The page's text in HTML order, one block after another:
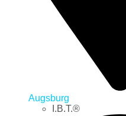
Augsburg
I.B.T.®